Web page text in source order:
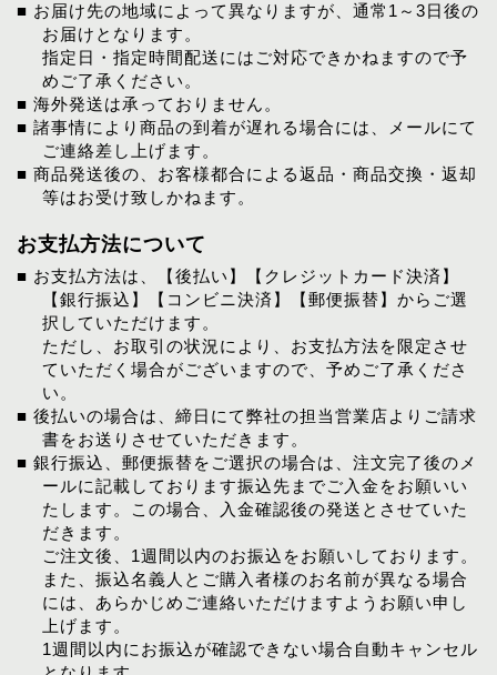
■ お届け先の地域によって異なりますが、通常1～3日後の
お届けとなります。
指定日・指定時間配送にはご対応できかねますので予
めご了承ください。
■ 海外発送は承っておりません。
■ 諸事情により商品の到着が遅れる場合には、メールにて
ご連絡差し上げます。
■ 商品発送後の、お客様都合による返品・商品交換・返却
等はお受け致しかねます。
お支払方法について
■ お支払方法は、【後払い】【クレジットカード決済】
【銀行振込】【コンビニ決済】【郵便振替】からご選
択していただけます。
ただし、お取引の状況により、お支払方法を限定させ
ていただく場合がございますので、予めご了承くださ
い。
■ 後払いの場合は、締日にて弊社の担当営業店よりご請求
書をお送りさせていただきます。
■ 銀行振込、郵便振替をご選択の場合は、注文完了後のメ
ールに記載しております振込先までご入金をお願いい
たします。この場合、入金確認後の発送とさせていた
だきます。
ご注文後、1週間以内のお振込をお願いしております。
また、振込名義人とご購入者様のお名前が異なる場合
には、あらかじめご連絡いただけますようお願い申し
上げます。
1週間以内にお振込が確認できない場合自動キャンセル